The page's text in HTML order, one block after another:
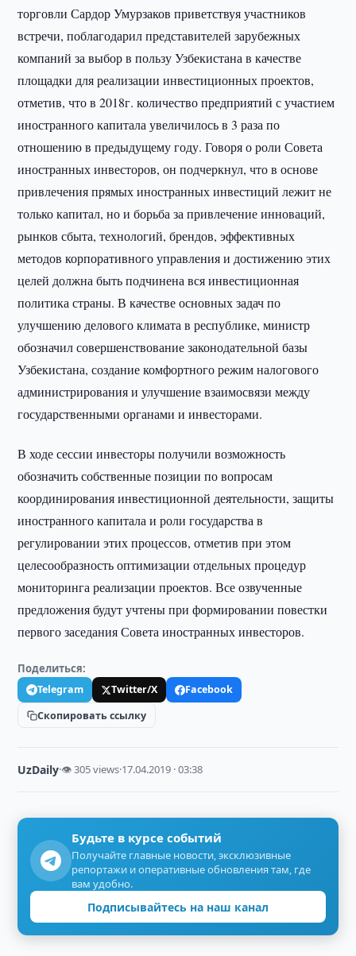
торговли Сардор Умурзаков приветствуя участников
встречи, поблагодарил представителей зарубежных
компаний за выбор в пользу Узбекистана в качестве
площадки для реализации инвестиционных проектов,
отметив, что в 2018г. количество предприятий с участием
иностранного капитала увеличилось в 3 раза по
отношению в предыдущему году. Говоря о роли Совета
иностранных инвесторов, он подчеркнул, что в основе
привлечения прямых иностранных инвестиций лежит не
только капитал, но и борьба за привлечение инноваций,
рынков сбыта, технологий, брендов, эффективных
методов корпоративного управления и достижению этих
целей должна быть подчинена вся инвестиционная
политика страны. В качестве основных задач по
улучшению делового климата в республике, министр
обозначил совершенствование законодательной базы
Узбекистана, создание комфортного режим налогового
администрирования и улучшение взаимосвязи между
государственными органами и инвесторами.
В ходе сессии инвесторы получили возможность
обозначить собственные позиции по вопросам
координирования инвестиционной деятельности, защиты
иностранного капитала и роли государства в
регулировании этих процессов, отметив при этом
целесообразность оптимизации отдельных процедур
мониторинга реализации проектов. Все озвученные
предложения будут учтены при формировании повестки
первого заседания Совета иностранных инвесторов.
Поделиться:
Telegram Twitter/X
Facebook
Скопировать ссылку
UzDaily·👁 305 views·17.04.2019 · 03:38
Будьте в курсе событий
Получайте главные новости, эксклюзивные
репортажи и оперативные обновления там, где
вам удобно.
Подписывайтесь на наш канал